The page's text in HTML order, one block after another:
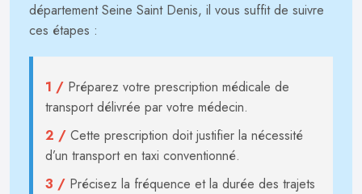
département Seine Saint Denis, il vous suffit de suivre
ces étapes :
1 / Préparez votre prescription médicale de
transport délivrée par votre médecin.
2 / Cette prescription doit justifier la nécessité
d’un transport en taxi conventionné.
3 / Précisez la fréquence et la durée des trajets